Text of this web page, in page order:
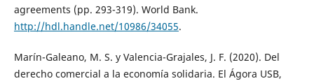
agreements (pp. 293-319). World Bank.
http://hdl.handle.net/10986/34055.
Marín-Galeano, M. S. y Valencia-Grajales, J. F. (2020). Del
derecho comercial a la economía solidaria. El Ágora USB,